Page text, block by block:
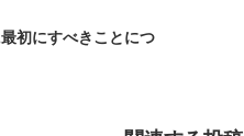
初にすべきことにつ